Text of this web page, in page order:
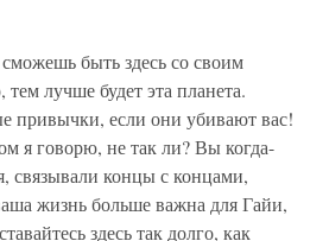
быть здесь со своим
лучше будет эта планета.
привычки, если они убивают вас!
я говорю, не так ли? Вы когда-
связывали концы с концами,
жизнь больше важна для Гайи,
здесь так долго, как